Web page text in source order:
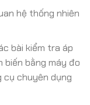
hệ thống nhiên
bài kiểm tra áp
biến bằng máy đo
cụ chuyên dụng